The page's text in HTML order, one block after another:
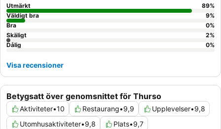
Betygsatt över genomsnittet för Thurso
Aktiviteter•10 Restaurang•9,9 Upplevelser•9,8
Utomhusaktiviteter•9,8 Plats•9,7
Utmärkt 89%
Väldigt bra
9%
Bra
0%
Skäligt
2%
Dålig
0%
Visa recensioner